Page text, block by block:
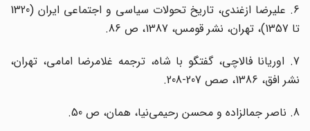
6. علیرضا ازغندی، تاریخ تحولات سیاسی و اجتماعی ایران (1320
تا 1357)، تهران، نشر قومس، 1387، ص 86.
7. اوریانا فالاچی، گفتگو با شاه، ترجمه غلامرضا امامی، ‌تهران،
نشر افق، 1386، صص 207-208.